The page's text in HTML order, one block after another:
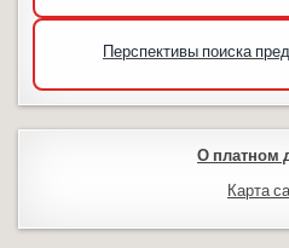
Перспективы поиска
О платном
Карта